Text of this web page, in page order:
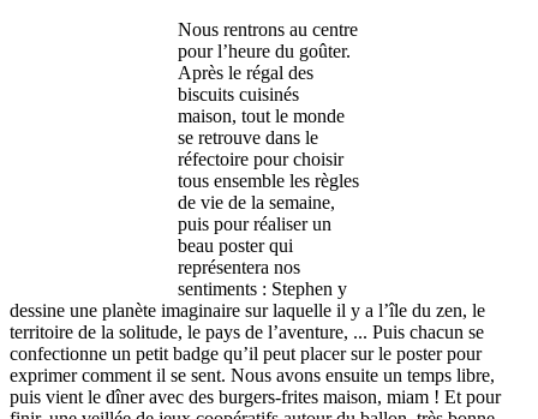
Nous rentrons au centre
pour l’heure du goûter.
Après le régal des
biscuits cuisinés
maison, tout le monde
se retrouve dans le
réfectoire pour choisir
tous ensemble les règles
de vie de la semaine,
puis pour réaliser un
beau poster qui
représentera nos
sentiments : Stephen y
dessine une planète imaginaire sur laquelle il y a l’île du zen, le
territoire de la solitude, le pays de l’aventure, ... Puis chacun se
confectionne un petit badge qu’il peut placer sur le poster pour
exprimer comment il se sent. Nous avons ensuite un temps libre,
puis vient le dîner avec des burgers-frites maison, miam ! Et pour